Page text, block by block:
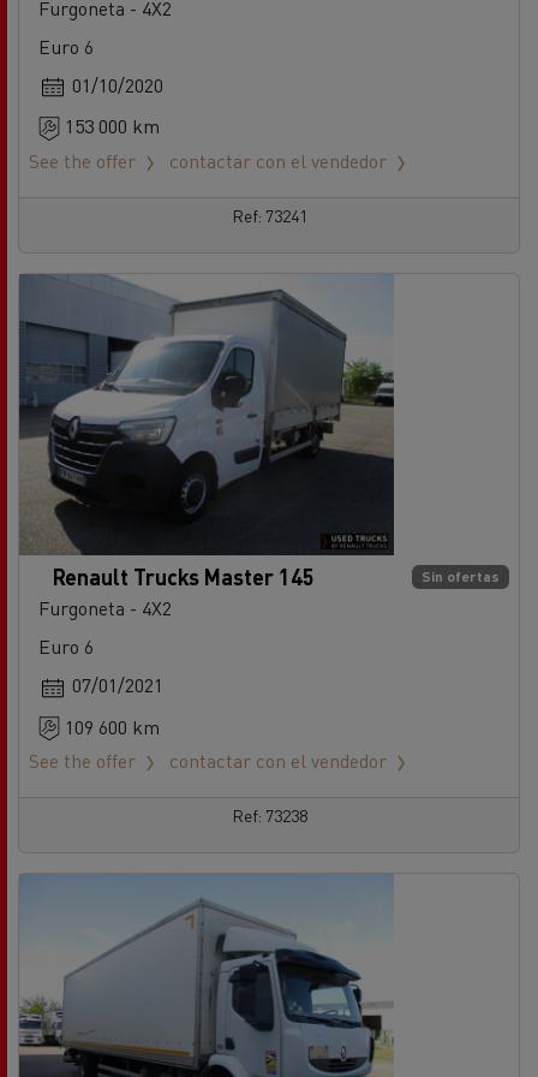
Furgoneta - 4X2
Euro 6
01/10/2020
153 000 km
See the offer
contactar con el vendedor
Ref: 73241
Sin ofertas
Renault Trucks Master 145
Furgoneta - 4X2
Euro 6
07/01/2021
109 600 km
See the offer
contactar con el vendedor
Ref: 73238